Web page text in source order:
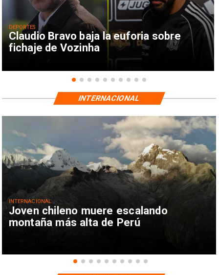
Claudio Bravo baja la euforia sobre
fichaje de Vozinha
DEPORTES
Joven chileno muere escalando
montaña más alta de Perú
INTERNACIONAL
INTERNACIONAL